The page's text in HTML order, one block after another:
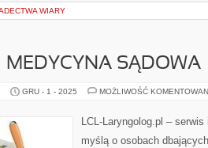
WIARY
MEDYCYNA SĄDOWA
GRU - 1 - 2025 MOŻLIWOŚĆ
LCL-Laryngolog.pl –
myślą o osobach